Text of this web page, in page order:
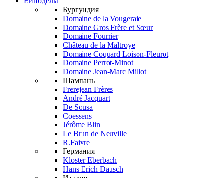
Бургундия
Domaine de la Vougeraie
Domaine Gros Frère et Sœur
Domaine Fourrier
Château de la Maltroye
Domaine Coquard Loison-Fleurot
Domaine Perrot-Minot
Domaine Jean-Marc Millot
Шампань
Frerejean Frères
André Jacquart
De Sousa
Coessens
Jérôme Blin
Le Brun de Neuville
R.Faivre
Германия
Kloster Eberbach
Hans Erich Dausch